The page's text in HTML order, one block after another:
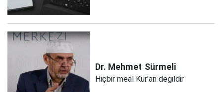
Dr. Mehmet Sürmeli
Hiçbir meal Kur'an değildir